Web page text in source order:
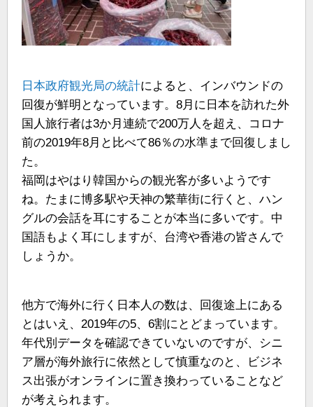
日本政府観光局の統計によると、インバウンドの
回復が鮮明となっています。8月に日本を訪れた外
国人旅行者は3か月連続で200万人を超え、コロナ
前の2019年8月と比べて86％の水準まで回復しまし
た。
福岡はやはり韓国からの観光客が多いようです
ね。たまに博多駅や天神の繁華街に行くと、ハン
グルの会話を耳にすることが本当に多いです。中
国語もよく耳にしますが、台湾や香港の皆さんで
しょうか。
他方で海外に行く日本人の数は、回復途上にある
とはいえ、2019年の5、6割にとどまっています。
年代別データを確認できていないのですが、シニ
ア層が海外旅行に依然として慎重なのと、ビジネ
ス出張がオンラインに置き換わっていることなど
が考えられます。